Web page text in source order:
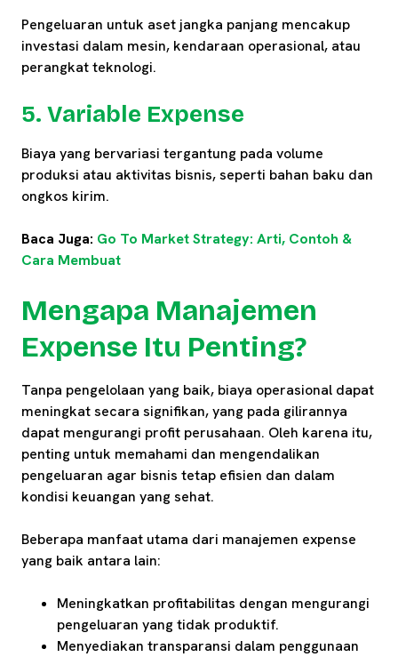
Pengeluaran untuk aset jangka panjang mencakup
investasi dalam mesin, kendaraan operasional, atau
perangkat teknologi.
5. Variable Expense
Biaya yang bervariasi tergantung pada volume
produksi atau aktivitas bisnis, seperti bahan baku dan
ongkos kirim.
Baca Juga: Go To Market Strategy: Arti, Contoh &
Cara Membuat
Mengapa Manajemen
Expense Itu Penting?
Tanpa pengelolaan yang baik, biaya operasional dapat
meningkat secara signifikan, yang pada gilirannya
dapat mengurangi profit perusahaan. Oleh karena itu,
penting untuk memahami dan mengendalikan
pengeluaran agar bisnis tetap efisien dan dalam
kondisi keuangan yang sehat.
Beberapa manfaat utama dari manajemen expense
yang baik antara lain:
Meningkatkan profitabilitas dengan mengurangi
pengeluaran yang tidak produktif.
Menyediakan transparansi dalam penggunaan